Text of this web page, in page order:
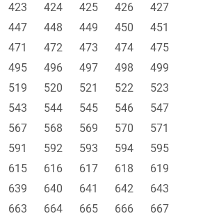
423 424 425 426
427
447 448 449 450
451
471 472 473 474
475
495 496 497 498
499
519 520 521 522
523
543 544 545 546
547
567 568 569 570
571
591 592 593 594
595
615 616 617 618
619
639 640 641 642
643
663 664 665 666
667